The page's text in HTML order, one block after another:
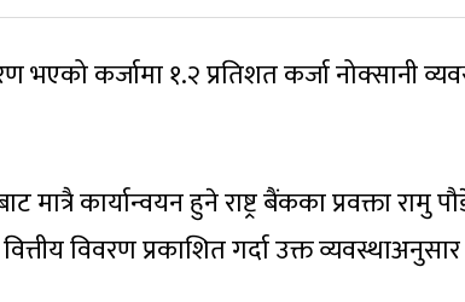
कर्जामा १.२ प्रतिशत कर्जा नोक्सानी
मात्रै कार्यान्वयन हुने राष्ट्र बैंकका प्रवक्ता रामु
विवरण प्रकाशित गर्दा उक्त व्यवस्थाअनुसार